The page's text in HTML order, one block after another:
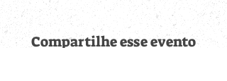
Compartilhe esse evento